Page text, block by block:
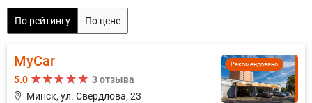
По рейтингу По цене
Рекомендовано
MyCar
5.0
3 отзыва
Минск, ул. Свердлова, 23